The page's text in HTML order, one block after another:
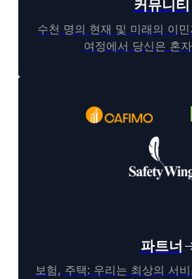
커뮤니티
수천 명의 현재 및 미래의 이
여정에서 당신은 혼
파트너
보험, 주택: 우리는 최상의 서